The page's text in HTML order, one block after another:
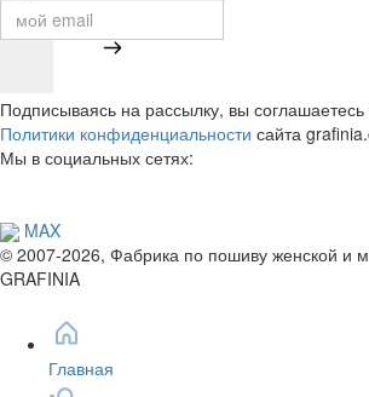
Подписываясь на рассылку, вы
Политики конфиденциальности сайта
Мы в социальных сетях:
MAX
© 2007-2026, Фабрика по пошиву женской и
GRAFINIA
Главная